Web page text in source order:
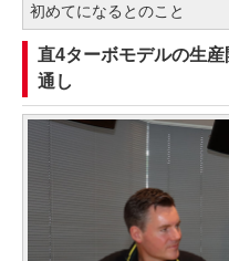
初めてになるとのこと
直4ターボモデルの生
通し